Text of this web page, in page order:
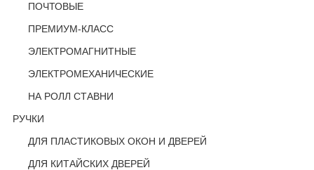
ПОЧТОВЫЕ
ПРЕМИУМ-КЛАСС
ЭЛЕКТРОМАГНИТНЫЕ
ЭЛЕКТРОМЕХАНИЧЕСКИЕ
НА РОЛЛ СТАВНИ
РУЧКИ
ДЛЯ ПЛАСТИКОВЫХ ОКОН И ДВЕРЕЙ
ДЛЯ КИТАЙСКИХ ДВЕРЕЙ